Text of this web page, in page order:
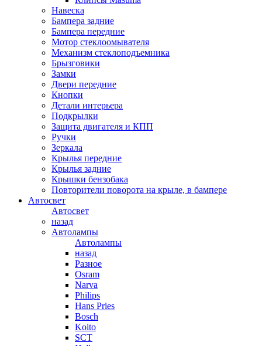
Навеска
Бампера задние
Бампера передние
Мотор стеклоомывателя
Механизм стеклоподъемника
Брызговики
Замки
Двери передние
Кнопки
Детали интерьера
Подкрылки
Защита двигателя и КПП
Ручки
Зеркала
Крылья передние
Крылья задние
Крышки бензобака
Повторители поворота на крыле, в бампере
Автосвет
Автосвет
назад
Автолампы
Автолампы
назад
Разное
Osram
Narva
Philips
Hans Pries
Bosch
Koito
SCT